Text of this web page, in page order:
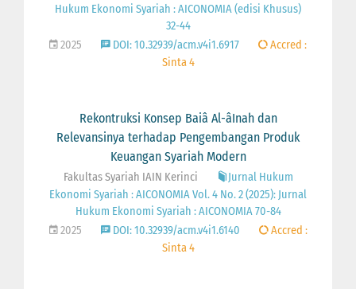
Hukum Ekonomi Syariah : AICONOMIA (edisi Khusus)
32-44
2025
DOI: 10.32939/acm.v4i1.6917
Accred :
Sinta 4
Rekontruksi Konsep Baiâ Al-âInah dan
Relevansinya terhadap Pengembangan Produk
Keuangan Syariah Modern
Fakultas Syariah IAIN Kerinci
Jurnal Hukum
Ekonomi Syariah : AICONOMIA Vol. 4 No. 2 (2025): Jurnal
Hukum Ekonomi Syariah : AICONOMIA 70-84
2025
DOI: 10.32939/acm.v4i1.6140
Accred :
Sinta 4